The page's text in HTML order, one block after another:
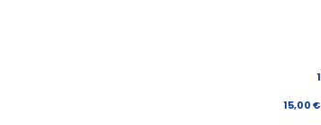
1
15,00 €